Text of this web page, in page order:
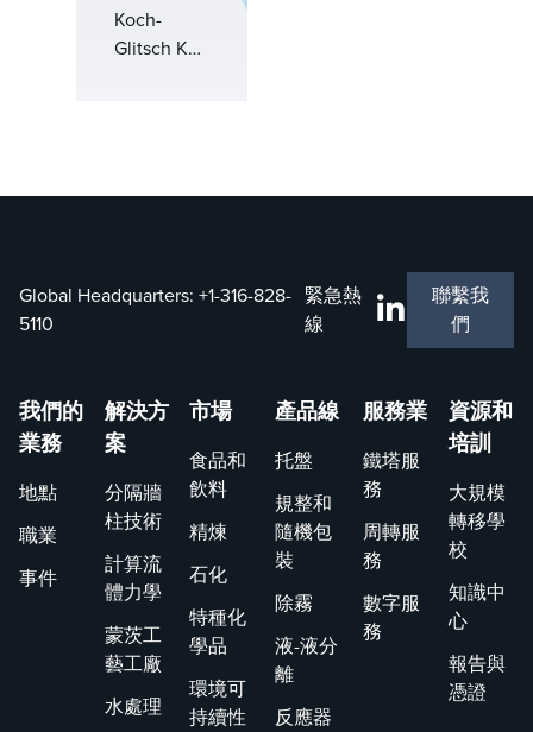
TOWER®
Doctor服
的煉油廠團
計劃，確保
行業的效率
和可靠性。
憑藉 24/7
全天候支援
和創新工
具，Koch-
Glitsch 是
值得信賴的
合作夥伴，
可提供可靠
的長期解決
信的決策，
關鍵工作的
順利進行。
Koch-
Glitsch KG-
化傳質和相
TOWER®
設備評估，
提高了工藝
可靠性，並
確保蒸餾和
分離系統獲
得世界一流
的結果。立
即註冊，下
載適用於您
運營的必備
工具。
Global Headquarters: +1-316-828-
5110
緊急熱
線
聯繫我
們
我們的
業務
地點
職業
事件
解決方
案
分隔牆
柱技術
計算流
體力學
蒙茨工
藝工廠
水處理
市場
食品和
飲料
精煉
石化
特種化
學品
環境可
持續性
產品線
托盤
規整和
隨機包
裝
除霧
液-液分
離
反應器
服務業
鐵塔服
務
周轉服
務
數字服
務
資源和
培訓
大規模
轉移學
校
知識中
心
報告與
憑證